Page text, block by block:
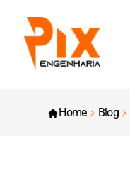
Home Blog